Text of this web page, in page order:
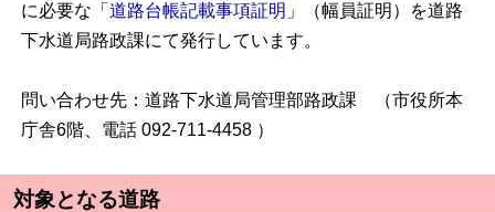
に必要な「 道路台帳記載事項証明 」（幅員証明）を道路
下水道局路政課にて発行しています。
問い合わせ先：道路下水道局管理部路政課 （市役所本
庁舎6階、電話 092-711-4458 ）
対象となる道路